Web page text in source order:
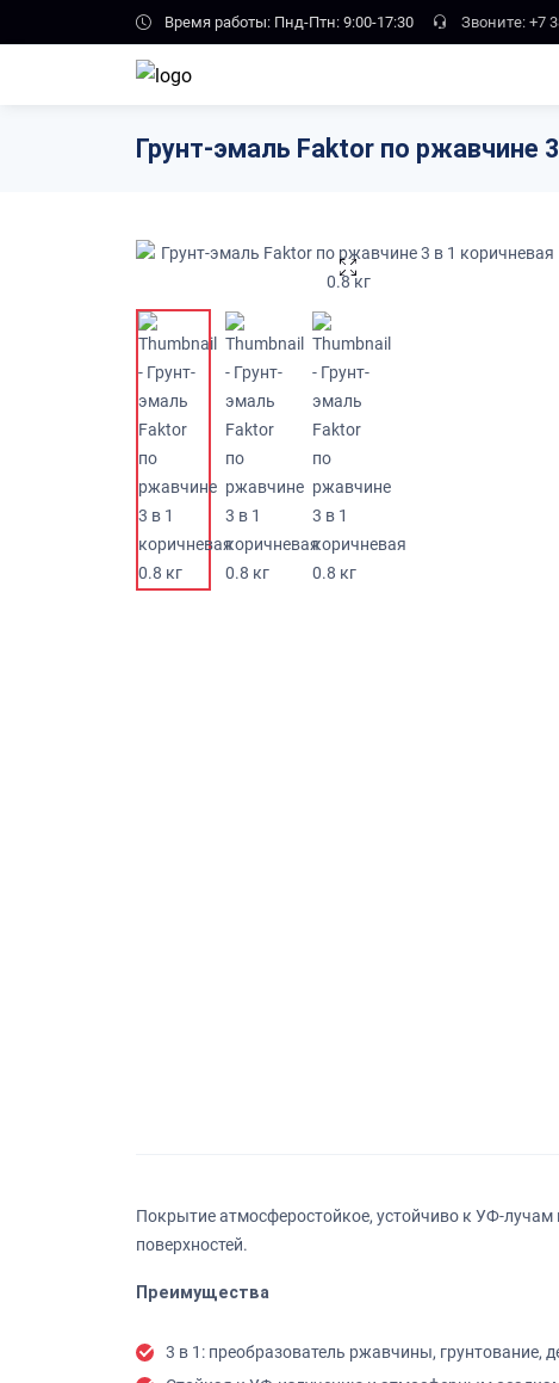
Skip to main content Время работы: Пнд-Птн: 9:00-17:30 Звоните: +7
Грунт-эмаль Faktor по ржавчине
Покрытие атмосферостойкое, устойчиво к УФ-
поверхностей.
Преимущества
3 в 1: преобразователь ржавчины, грунтование,